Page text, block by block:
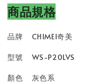
商品規格
品牌
CHIMEI奇美
型號
WS-P20LVS
顏色
灰色系